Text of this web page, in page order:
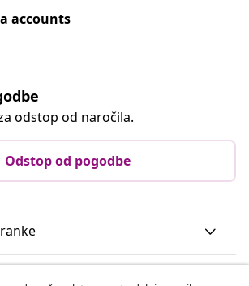
accounts
odstop od naročila.
Odstop od pogodbe